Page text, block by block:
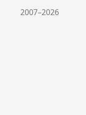
2007–2026